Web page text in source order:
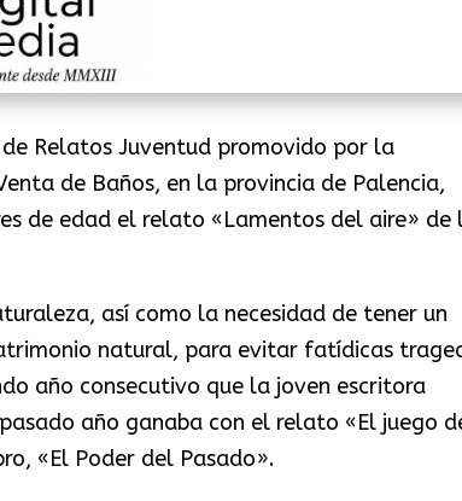
Relatos Juventud promovido por la
de Baños, en la provincia de Palencia,
de edad el relato «Lamentos del aire» de
así como la necesidad de tener un
natural, para evitar fatídicas
año consecutivo que la joven escritora
año ganaba con el relato «El juego
«El Poder del Pasado».